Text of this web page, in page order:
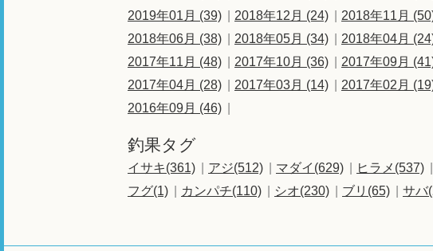
2019年01月 (39)
2018年12月 (24) 2018年11月
2018年06月 (38)
2018年05月 (34) 2018年04月
2017年11月 (48)
2017年10月 (36) 2017年09月
2017年04月 (28)
2017年03月 (14) 2017年02月
2016年09月 (46)
釣果タグ
イサキ(361) アジ(512) マダイ(629) ヒラメ(537)
フグ(1)
カンパチ(110) シオ(230) ブリ(65) サバ